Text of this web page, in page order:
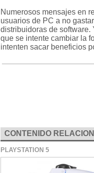
Numerosos mensajes en
usuarios de PC a no
distribuidoras de
que se intente cambiar la
intenten sacar beneficios
CONTENIDO
PLAYSTATION 5